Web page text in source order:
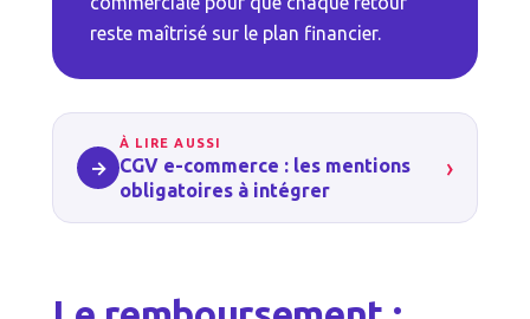
reste maîtrisé sur le plan financier.
→
À LIRE AUSSI
CGV e-commerce : les mentions
obligatoires à intégrer
›